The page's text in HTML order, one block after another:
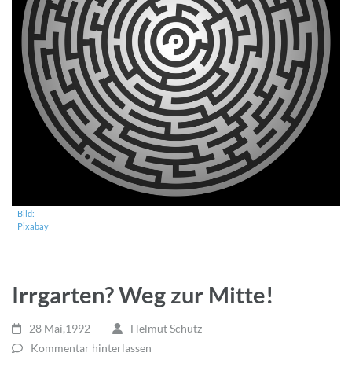
Bild:
Pixabay
Irrgarten? Weg zur Mitte!
28 Mai,1992
Helmut Schütz
Kommentar hinterlassen